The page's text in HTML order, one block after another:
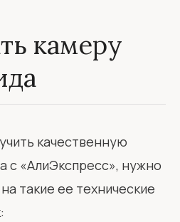
камеру
качественную
с «АлиЭкспресс», нужно
такие ее технические